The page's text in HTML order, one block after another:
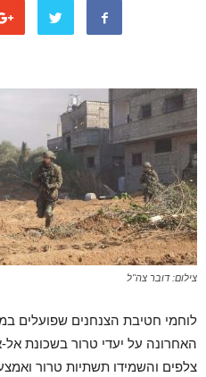
צילום: דובר צה"ל
לוחמי חטיבת הצנחנים שפועלים
האחרונה על יעדי טרור בשכונת
צלפים והשמידו תשתיות טרור